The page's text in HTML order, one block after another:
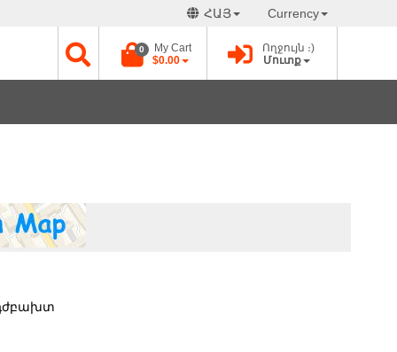
ՀԱՅ Currency
My Cart
0
$0.00
Ողջույն ։)
Մուտք